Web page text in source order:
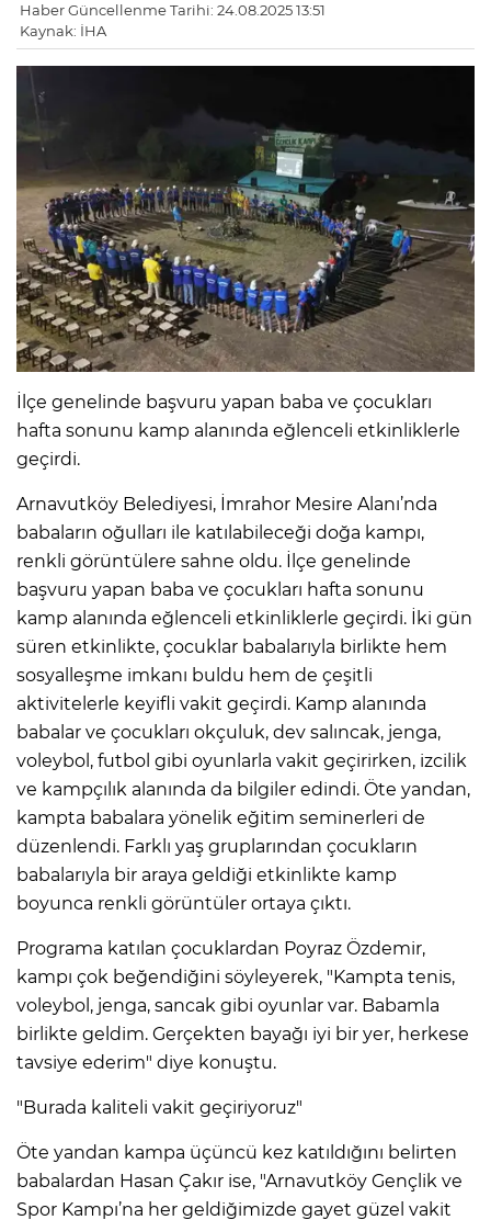
Haber Güncellenme Tarihi: 24.08.2025 13:51
Kaynak: İHA
İlçe genelinde başvuru yapan baba ve çocukları
hafta sonunu kamp alanında eğlenceli etkinliklerle
geçirdi.
Arnavutköy Belediyesi, İmrahor Mesire Alanı’nda
babaların oğulları ile katılabileceği doğa kampı,
renkli görüntülere sahne oldu. İlçe genelinde
başvuru yapan baba ve çocukları hafta sonunu
kamp alanında eğlenceli etkinliklerle geçirdi. İki gün
süren etkinlikte, çocuklar babalarıyla birlikte hem
sosyalleşme imkanı buldu hem de çeşitli
aktivitelerle keyifli vakit geçirdi. Kamp alanında
babalar ve çocukları okçuluk, dev salıncak, jenga,
voleybol, futbol gibi oyunlarla vakit geçirirken, izcilik
ve kampçılık alanında da bilgiler edindi. Öte yandan,
kampta babalara yönelik eğitim seminerleri de
düzenlendi. Farklı yaş gruplarından çocukların
babalarıyla bir araya geldiği etkinlikte kamp
boyunca renkli görüntüler ortaya çıktı.
Programa katılan çocuklardan Poyraz Özdemir,
kampı çok beğendiğini söyleyerek, "Kampta tenis,
voleybol, jenga, sancak gibi oyunlar var. Babamla
birlikte geldim. Gerçekten bayağı iyi bir yer, herkese
tavsiye ederim" diye konuştu.
"Burada kaliteli vakit geçiriyoruz"
Öte yandan kampa üçüncü kez katıldığını belirten
babalardan Hasan Çakır ise, "Arnavutköy Gençlik ve
Spor Kampı’na her geldiğimizde gayet güzel vakit